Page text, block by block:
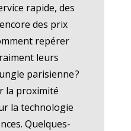
rapide, des
des prix
repérer
leurs
parisienne ?
la proximité
la technologie
Quelques-